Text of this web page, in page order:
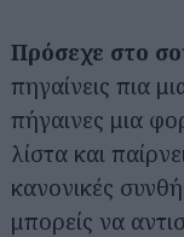
Πρόσεχε στο
πηγαίνεις πια
πήγαινες μια
λίστα και
κανονικές
μπορείς να